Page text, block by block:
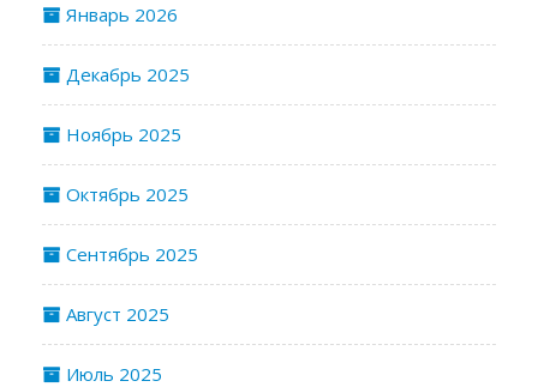
Январь 2026
Декабрь 2025
Ноябрь 2025
Октябрь 2025
Сентябрь 2025
Август 2025
Июль 2025